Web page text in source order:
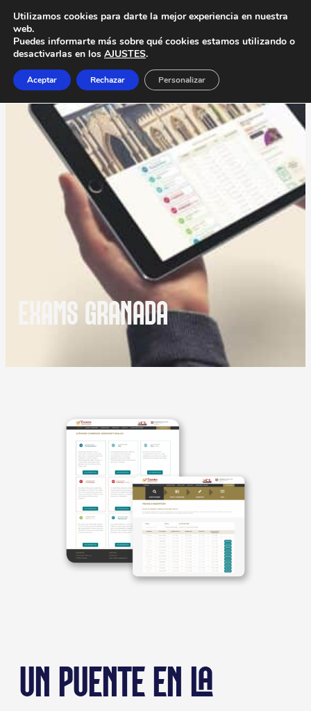
EXAMS GRANADA
UN PUENTE EN LA
Utilizamos cookies para darte la mejor experiencia en nuestra
web.
Puedes informarte más sobre qué cookies estamos utilizando o
desactivarlas en los AJUSTES.
Aceptar Rechazar Personalizar